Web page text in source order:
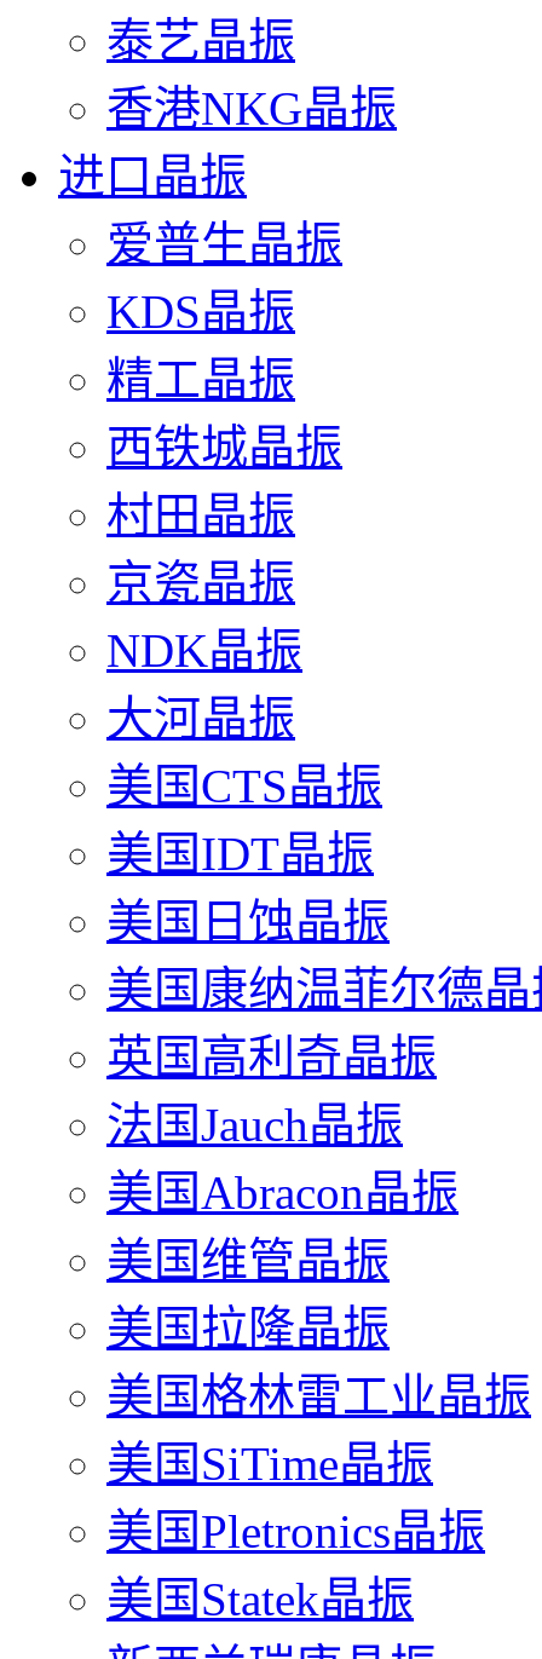
泰艺晶振
香港NKG晶振
进口晶振
爱普生晶振
KDS晶振
精工晶振
西铁城晶振
村田晶振
京瓷晶振
NDK晶振
大河晶振
美国CTS晶振
美国IDT晶振
美国日蚀晶振
美国康纳温菲尔德晶
英国高利奇晶振
法国Jauch晶振
美国Abracon晶振
美国维管晶振
美国拉隆晶振
美国格林雷工业晶振
美国SiTime晶振
美国Pletronics晶振
美国Statek晶振